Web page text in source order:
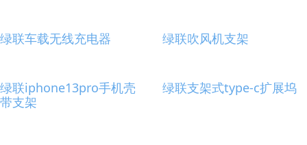
绿联车载无线充电器 绿联吹风机支架
绿联iphone13pro手机壳
带支架
绿联支架式type-c扩展坞